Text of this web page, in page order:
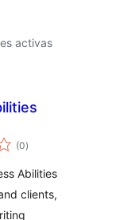
activas
(0total
de
)
Abilities
clients,